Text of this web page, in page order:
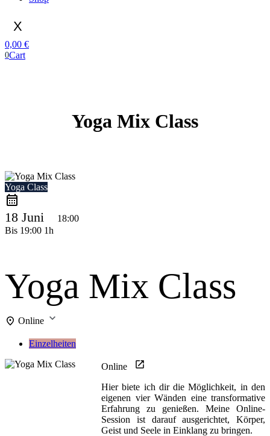
X
0,00 €
0Cart
Yoga Mix Class
Yoga Class
18 Juni
18:00
Bis 19:00 1h
Yoga Mix Class
Online
Einzelheiten
Online
Hier biete ich dir die Möglichkeit, in den
eigenen vier Wänden eine transformative
Erfahrung zu genießen. Meine Online-
Session ist darauf ausgerichtet, Körper,
Geist und Seele in Einklang zu bringen.